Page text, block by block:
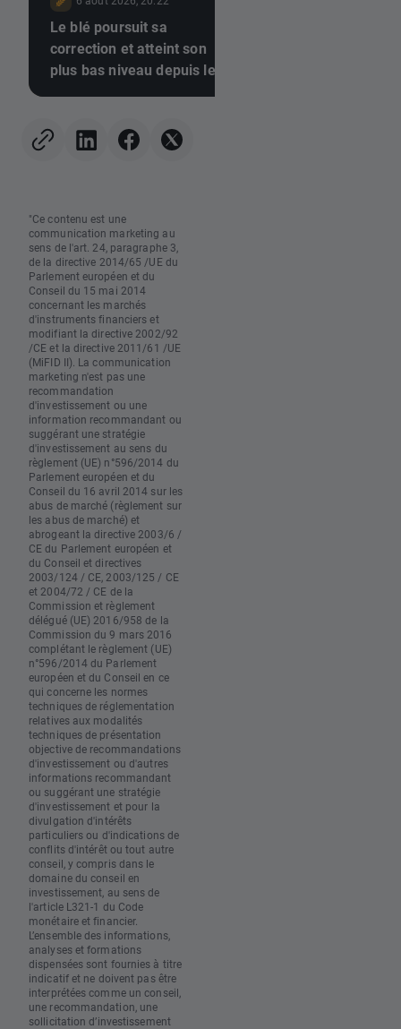
Le blé poursuit sa
correction et atteint son
plus bas niveau depuis le
centre de l'attention
"Ce contenu est une
communication marketing au
sens de l'art. 24, paragraphe 3,
de la directive 2014/65 /UE du
Parlement européen et du
Conseil du 15 mai 2014
concernant les marchés
d'instruments financiers et
modifiant la directive 2002/92
/CE et la directive 2011/61 /UE
(MiFID II). La communication
marketing n'est pas une
recommandation
d'investissement ou une
information recommandant ou
suggérant une stratégie
d'investissement au sens du
règlement (UE) n°596/2014 du
Parlement européen et du
Conseil du 16 avril 2014 sur les
abus de marché (règlement sur
les abus de marché) et
abrogeant la directive 2003/6 /
CE du Parlement européen et
du Conseil et directives
2003/124 / CE, 2003/125 / CE
et 2004/72 / CE de la
Commission et règlement
délégué (UE) 2016/958 de la
Commission du 9 mars 2016
complétant le règlement (UE)
n°596/2014 du Parlement
européen et du Conseil en ce
qui concerne les normes
techniques de réglementation
relatives aux modalités
techniques de présentation
objective de recommandations
d'investissement ou d'autres
informations recommandant
ou suggérant une stratégie
d'investissement et pour la
divulgation d'intérêts
particuliers ou d'indications de
conflits d'intérêt ou tout autre
conseil, y compris dans le
domaine du conseil en
investissement, au sens de
l'article L321-1 du Code
monétaire et financier.
L’ensemble des informations,
analyses et formations
dispensées sont fournies à titre
indicatif et ne doivent pas être
interprétées comme un conseil,
une recommandation, une
sollicitation d’investissement